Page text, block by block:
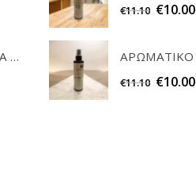
ΣΕΤ ΚΑΡΕ & ΤΡΑΒΕΡΣΑ PEONY 08 TEORAN HOME & MORE
€11.10 €10.00
€11.10 €10.00